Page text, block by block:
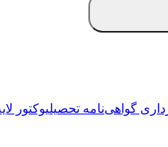
گواهی‌نامه تحصیلیوکتور